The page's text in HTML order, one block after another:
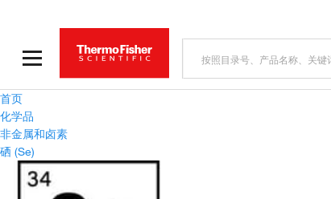
首页
化学品
非金属和卤素
硒 (Se)